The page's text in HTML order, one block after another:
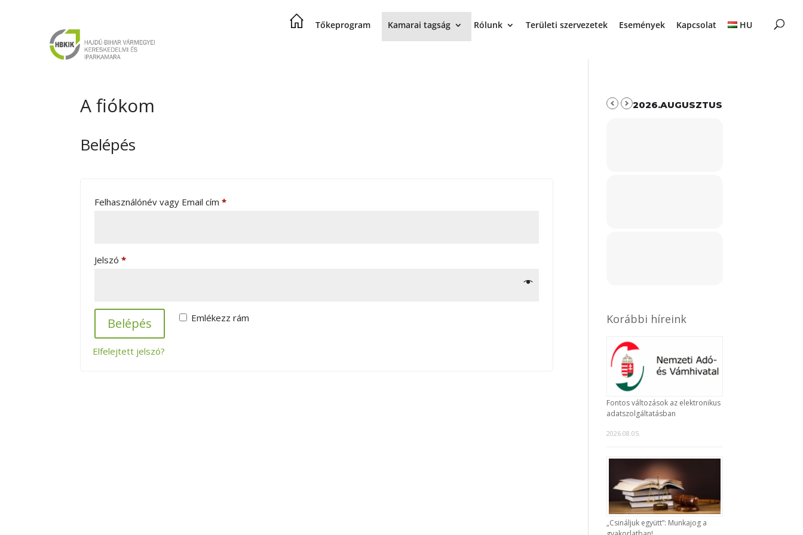
Tőkeprogram Kamarai tagság Rólunk Területi szervezetek Események Kapcsolat HU
A fiókom
Belépés
Felhasználónév vagy Email cím*Kötelező
Jelszó*Kötelező
Emlékezz rám
Belépés
Elfelejtett jelszó?
2026.AUGUSZTUS
Korábbi híreink
Fontos változások az elektronikus
adatszolgáltatásban
2026.08.05.
„Csináljuk együtt”: Munkajog a